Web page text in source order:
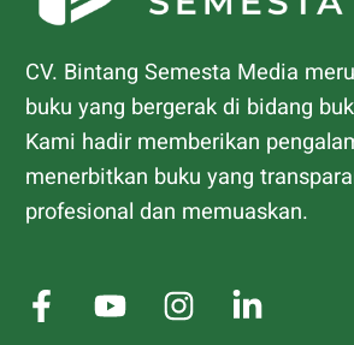
CV. Bintang Semesta Media
buku yang bergerak di bidang
Kami hadir memberikan
menerbitkan buku yang
profesional dan memuaskan.